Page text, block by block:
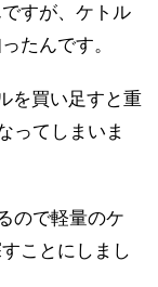
すが、ケトル
たんです。
を買い足すと重
ってしまいま
ので軽量のケ
ことにしまし